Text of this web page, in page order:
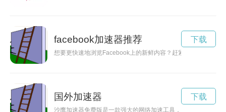
facebook加速器推荐
想要更快速地浏览Facebook上的新鲜内容？赶紧下载官方的
下载
国外加速器
沙鹰加速器免费版是一款强大的网络加速工具，能够帮助用户
下载